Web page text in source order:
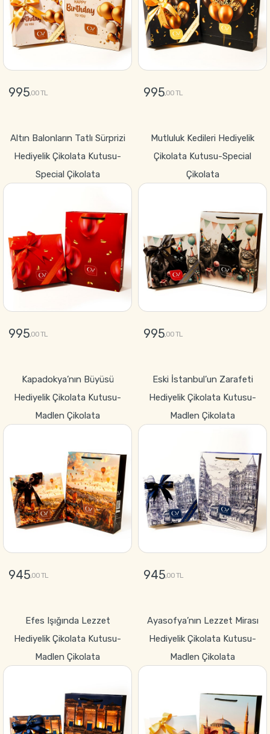
995,00 TL 995,00 TL
Altın Balonların Tatlı Sürprizi
Hediyelik Çikolata Kutusu-
Special Çikolata
995,00 TL
Mutluluk Kedileri Hediyelik
Çikolata Kutusu-Special
Çikolata
995,00 TL
Kapadokya’nın Büyüsü
Hediyelik Çikolata Kutusu-
Madlen Çikolata
945,00 TL
Eski İstanbul’un Zarafeti
Hediyelik Çikolata Kutusu-
Madlen Çikolata
945,00 TL
Efes Işığında Lezzet
Hediyelik Çikolata Kutusu-
Madlen Çikolata
Ayasofya’nın Lezzet Mirası
Hediyelik Çikolata Kutusu-
Madlen Çikolata